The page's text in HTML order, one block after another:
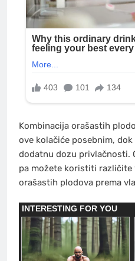
Kombinacija orašastih
ove kolačiće posebnim,
dodatnu dozu privlačnosti.
pa možete koristiti različite
orašastih plodova prema